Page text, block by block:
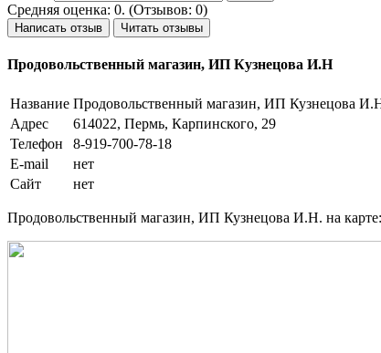
Средняя оценка: 0. (Отзывов: 0)
Написать отзыв Читать отзывы
Продовольственный магазин, ИП Кузнецова И.Н
Название Продовольственный магазин, ИП Кузнецова
Адрес
614022, Пермь, Карпинского, 29
Телефон
8-919-700-78-18
E-mail
нет
Сайт
нет
Продовольственный магазин, ИП Кузнецова И.Н. на карте: